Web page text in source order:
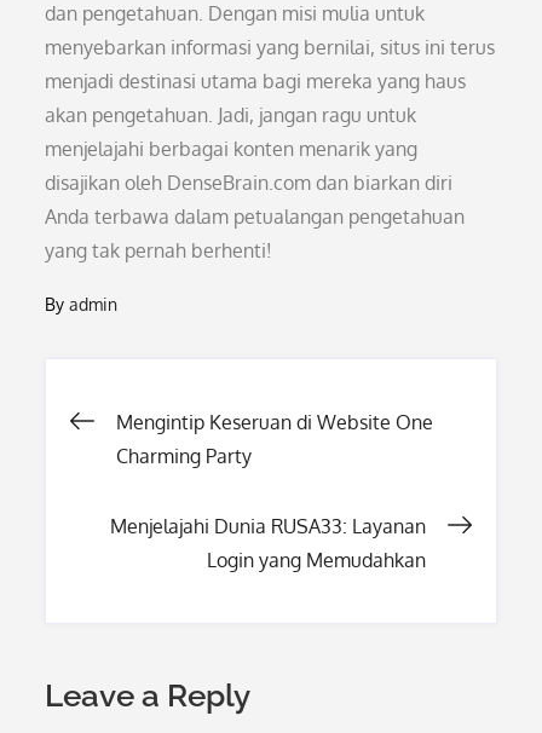
dan pengetahuan. Dengan misi mulia untuk
menyebarkan informasi yang bernilai, situs ini terus
menjadi destinasi utama bagi mereka yang haus
akan pengetahuan. Jadi, jangan ragu untuk
menjelajahi berbagai konten menarik yang
disajikan oleh DenseBrain.com dan biarkan diri
Anda terbawa dalam petualangan pengetahuan
yang tak pernah berhenti!
Byadmin
Post
Mengintip Keseruan di Website One
Charming Party
Menjelajahi Dunia RUSA33: Layanan
Login yang Memudahkan
Leave a Reply